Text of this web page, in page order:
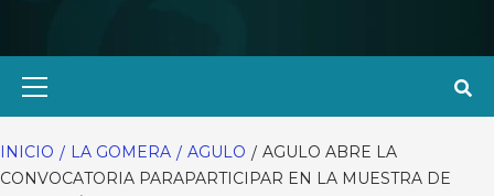
INICIO LA GOMERA AGULO
AGULO ABRE LA
CONVOCATORIA PARAPARTICIPAR EN LA MUESTRA DE